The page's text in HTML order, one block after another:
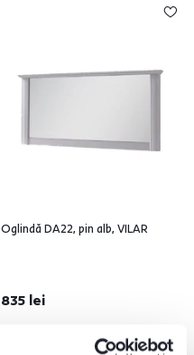
Oglindă DA22, pin alb, VILAR
835 lei